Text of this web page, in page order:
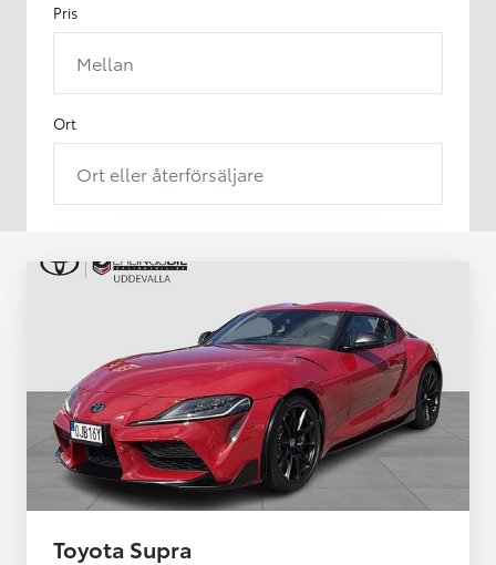
Pris
Mellan
Ort
Ort eller återförsäljare
Toyota Supra